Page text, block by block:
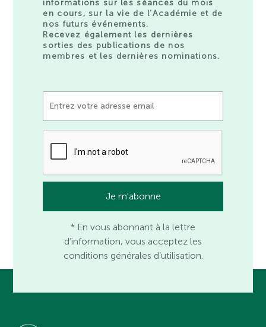
informations sur les séances du mois
en cours, sur la vie de l’Académie et de
nos futurs événements.
Recevez également les dernières
sorties des publications de nos
membres et les dernières nominations.
* En vous abonnant à la lettre
d’information, vous acceptez les
conditions générales d’utilisation.